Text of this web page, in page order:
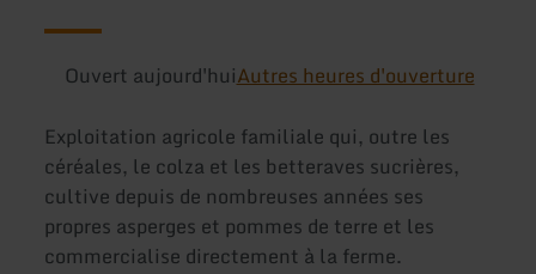
Ouvert aujourd'huiAutres heures d'ouverture
Exploitation agricole familiale qui, outre les
céréales, le colza et les betteraves sucrières,
cultive depuis de nombreuses années ses
propres asperges et pommes de terre et les
commercialise directement à la ferme.